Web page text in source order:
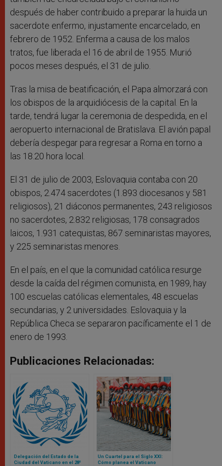
después de haber contribuido a preparar la huida un
sacerdote enfermo, injustamente encarcelado, en
febrero de 1952. Enferma a causa de los malos
tratos, fue liberada el 16 de abril de 1955. Murió
pocos meses después, el 31 de julio.
Tras la misa de beatificación, el Papa almorzará con
los obispos de la arquidiócesis de la capital. En la
tarde, tendrá lugar la ceremonia de despedida, en el
aeropuerto internacional de Bratislava. El avión papal
debería despegar para regresar a Roma en torno a
las 18.20 hora local.
El 31 de julio de 2003, Eslovaquia contaba con 20
obispos, 2.474 sacerdotes (1.893 diocesanos y 581
religiosos), 21 diáconos permanentes, 243 religiosos
no sacerdotes, 2.832 religiosas, 178 consagrados
laicos, 1.931 catequistas, 867 seminaristas mayores,
y 225 seminaristas menores.
En el país, en el que la comunidad católica resurge
desde la caída del régimen comunista, en 1989, hay
100 escuelas católicas elementales, 48 escuelas
secundarias, y 2 universidades. Eslovaquia y la
República Checa se separaron pacíficamente el 1 de
enero de 1993.
Publicaciones Relacionadas:
Delegación del Estado de la
Ciudad del Vaticano en el 28º
Un Cuartel para el Siglo XXI:
Cómo planea el Vaticano